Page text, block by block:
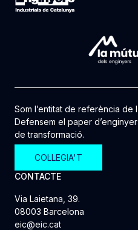
Som l’entitat de referència de
Defensem el paper
de transformació.
COL·LEGIA'T
CONTACTE
Via Laietana, 39.
08003 Barcelona
eic@eic.cat